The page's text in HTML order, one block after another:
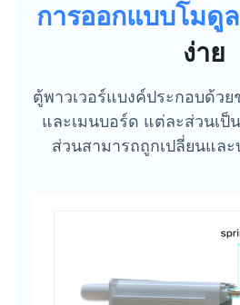
การออกแบบโมดู
ง่าย
ตู้พาวเวอร์แบงค์ประกอบด้วย
และเมนบอร์ด แต่ละส่วนเป็
ส่วนสามารถถูกเปลี่ยนและ